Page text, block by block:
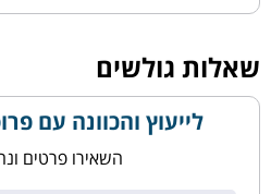
שאלות גולשים
לייעוץ והכוונה עם
השאירו פרטים